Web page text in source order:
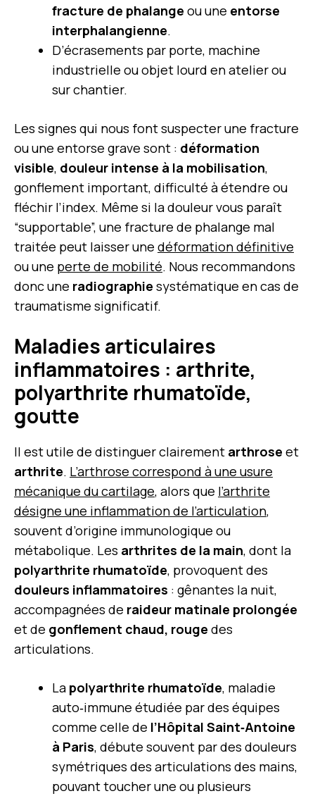
fracture de phalange ou une entorse
interphalangienne.
D’écrasements par porte, machine
industrielle ou objet lourd en atelier ou
sur chantier.
Les signes qui nous font suspecter une fracture
ou une entorse grave sont : déformation
visible, douleur intense à la mobilisation,
gonflement important, difficulté à étendre ou
fléchir l’index. Même si la douleur vous paraît
“supportable”, une fracture de phalange mal
traitée peut laisser une déformation définitive
ou une perte de mobilité. Nous recommandons
donc une radiographie systématique en cas de
traumatisme significatif.
Maladies articulaires
inflammatoires : arthrite,
polyarthrite rhumatoïde,
goutte
Il est utile de distinguer clairement arthrose et
arthrite. L’arthrose correspond à une usure
mécanique du cartilage, alors que l’arthrite
désigne une inflammation de l’articulation,
souvent d’origine immunologique ou
métabolique. Les arthrites de la main, dont la
polyarthrite rhumatoïde, provoquent des
douleurs inflammatoires : gênantes la nuit,
accompagnées de raideur matinale prolongée
et de gonflement chaud, rouge des
articulations.
La polyarthrite rhumatoïde, maladie
auto‑immune étudiée par des équipes
comme celle de l’Hôpital Saint‑Antoine
à Paris, débute souvent par des douleurs
symétriques des articulations des mains,
pouvant toucher une ou plusieurs